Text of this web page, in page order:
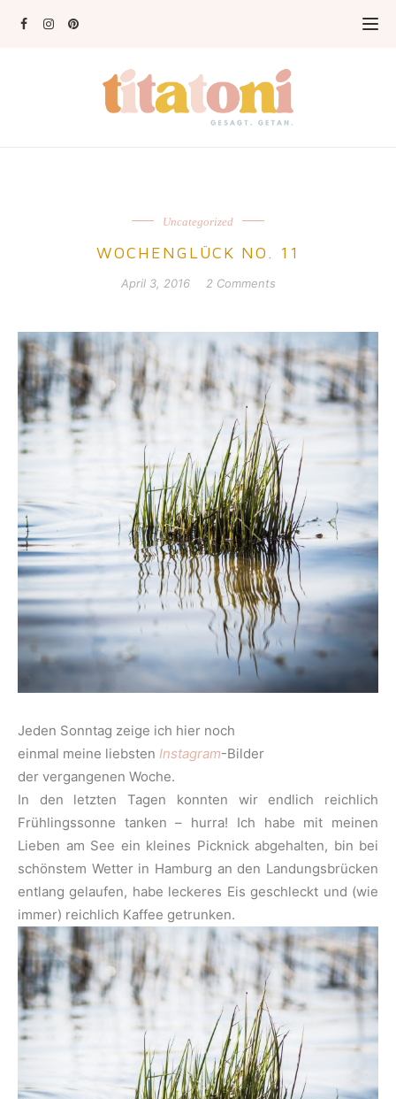
Uncategorized
WOCHENGLÜCK NO. 11
April 3, 2016 2 Comments
Jeden Sonntag zeige ich hier noch
einmal meine liebsten Instagram-Bilder
der vergangenen Woche.
In den letzten Tagen konnten wir endlich reichlich
Frühlingssonne tanken – hurra! Ich habe mit meinen
Lieben am See ein kleines Picknick abgehalten, bin bei
schönstem Wetter in Hamburg an den Landungsbrücken
entlang gelaufen, habe leckeres Eis geschleckt und (wie
immer) reichlich Kaffee getrunken.